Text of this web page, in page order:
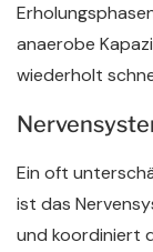
anaerobe
wiederholt
Ein oft
ist das
und koordiniert